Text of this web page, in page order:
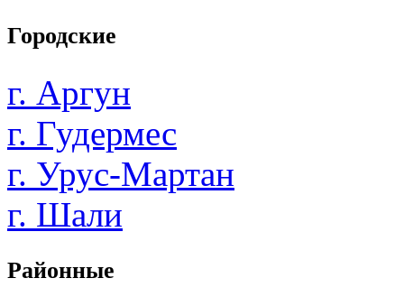
Городские
г. Аргун
г. Гудермес
г. Урус-Мартан
г. Шали
Районные